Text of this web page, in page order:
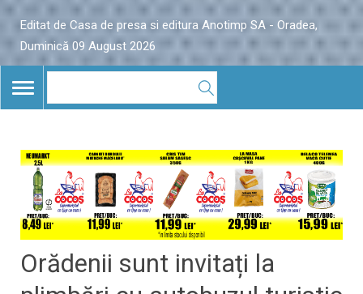
Editat de Casa de presa si editura Anotimp SA - Oradea,
Duminică 09 August 2026
TOGGLE
NAVIGATION
Orădenii sunt invitați la